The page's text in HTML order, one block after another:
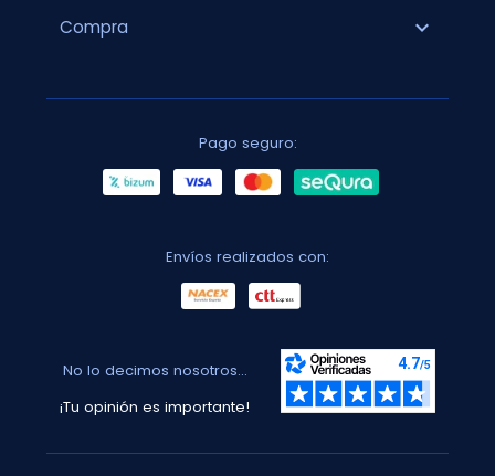
Compra expand_more
Pago seguro:
Envíos realizados con:
No lo decimos nosotros...
¡Tu opinión es importante!